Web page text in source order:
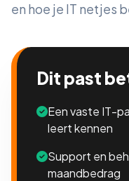
en hoe je IT netjes
Dit past
Een vaste IT-
leert kennen
Support en
maandbedrag